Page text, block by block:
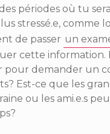
périodes où tu
stressé.e, comme
de passer un
cette information.
pour demander un
Est-ce que les
ou les ami.e.s